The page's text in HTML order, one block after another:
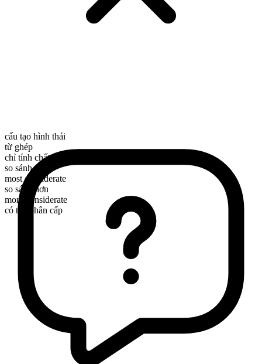
cấu tạo hình thái
từ ghép
chỉ tính chất
so sánh nhất
most considerate
so sánh hơn
more considerate
có thể phân cấp